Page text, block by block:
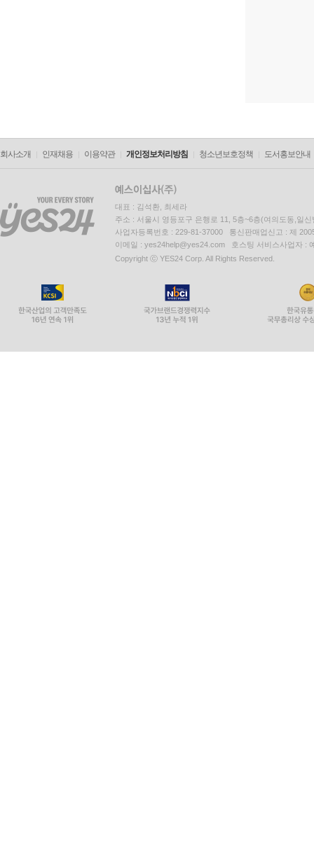
회사소개 인재채용 이용약관 개인정보처리방침 청소년보호정책 도서홍보안내
대표 : 김석환, 최세라
주소 : 서울시 영등포구 은행로 11, 5층~6층(여의도동,일신
사업자등록번호 : 229-81-37000 통신판매업신고 : 제
이메일 : yes24help@yes24.com 호스팅 서비스사업자 :
Copyright ⓒ YES24 Corp. All Rights Reserved.